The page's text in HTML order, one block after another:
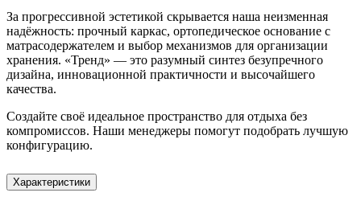
За прогрессивной эстетикой скрывается наша неизменная
надёжность: прочный каркас, ортопедическое основание с
матрасодержателем и выбор механизмов для организации
хранения. «Тренд» — это разумный синтез безупречного
дизайна, инновационной практичности и высочайшего
качества.
Создайте своё идеальное пространство для отдыха без
компромиссов. Наши менеджеры помогут подобрать лучшую
конфигурацию.
Характеристики